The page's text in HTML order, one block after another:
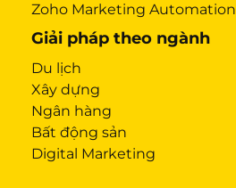
Zoho Marketing Automation
Giải pháp theo ngành
Du lịch
Xây dựng
Ngân hàng
Bất động sản
Digital Marketing